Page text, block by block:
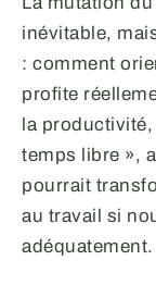
inévitable,
: comment
profite
la
temps libre »,
pourrait
au travail si
adéquatement.